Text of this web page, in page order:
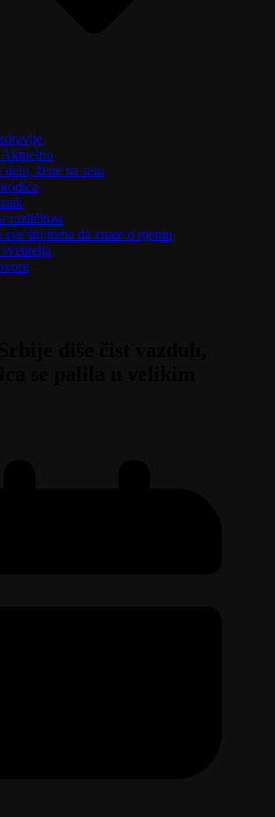
delu, žene na selu
različitost
što treba da znate o njemu